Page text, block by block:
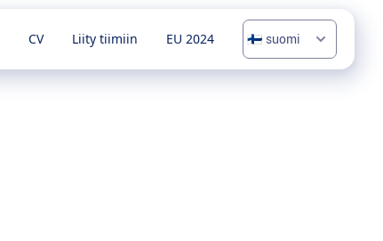
CV Liity tiimiin EU 2024